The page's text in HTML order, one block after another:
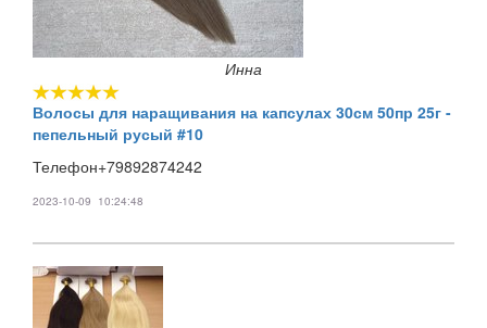
Инна
Волосы для наращивания на капсулах 30см 50пр 25г -
пепельный русый #10
Телефон+79892874242
2023-10-09 10:24:48